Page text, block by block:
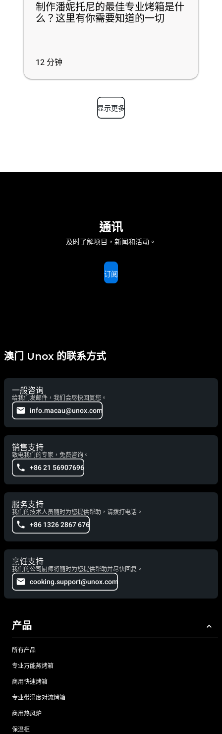
制作潘妮托尼的最佳专业烤箱是什
么？这里有你需要知道的一切
12 分钟
显示更多
通讯
及时了解项目，新闻和活动。
订阅
澳门 Unox 的联系方式
一般咨询
给我们发邮件，我们会尽快回复您。
info.macau@unox.com
销售支持
致电我们的专家，免费咨询。
+86 21 56907696
服务支持
我们的技术人员随时为您提供帮助，请拨打电话。
+86 1326 2867 676
烹饪支持
我们的公司厨师将随时为您提供帮助并尽快回复。
cooking.support@unox.com
产品
所有产品
专业万能蒸烤箱
商用快速烤箱
专业带湿度对流烤箱
商用热风炉
保温柜